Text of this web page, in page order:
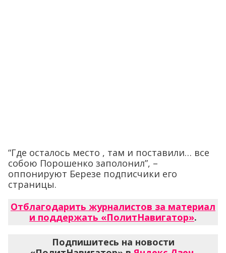
“Где осталось место , там и поставили… все
собою Порошенко заполонил”, –
оппонируют Березе подписчики его
страницы.
Отблагодарить журналистов за материал
и поддержать «ПолитНавигатор».
Подпишитесь на новости